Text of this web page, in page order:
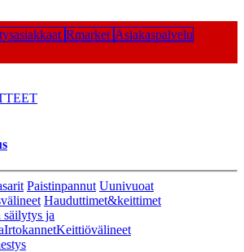
Rmarket Asiakaspalvelu
Paistinpannut Uunivuoat
Hauduttimet&keittimet
ja
IrtokannetKeittiövälineet